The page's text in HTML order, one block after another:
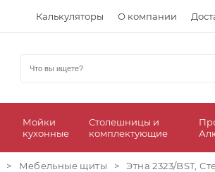
Калькуляторы О компании
Мойки
кухонные
Столешницы и
комплектующие
> Мебельные щиты > Этна 2323/BST,